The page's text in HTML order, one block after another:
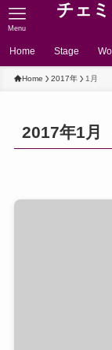
チェ
Menu
Home Stage
Home 2017年 1月
2017年1月